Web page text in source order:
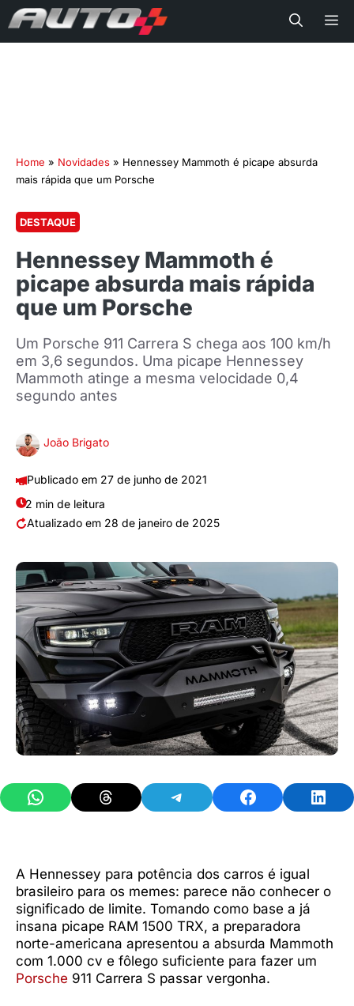
Home » Novidades » Hennessey Mammoth é picape absurda
mais rápida que um Porsche
DESTAQUE
Hennessey Mammoth é
picape absurda mais rápida
que um Porsche
Um Porsche 911 Carrera S chega aos 100 km/h
em 3,6 segundos. Uma picape Hennessey
Mammoth atinge a mesma velocidade 0,4
segundo antes
João Brigato
27 de junho de 2021
2 min de leitura
28 de janeiro de 2025
Share on WhatsAppShare on ThreadsShare on TelegramShare on Facebook
A Hennessey para potência dos carros é igual
brasileiro para os memes: parece não conhecer o
significado de limite. Tomando como base a já
insana picape RAM 1500 TRX, a preparadora
norte-americana apresentou a absurda Mammoth
com 1.000 cv e fôlego suficiente para fazer um
Porsche 911 Carrera S passar vergonha.